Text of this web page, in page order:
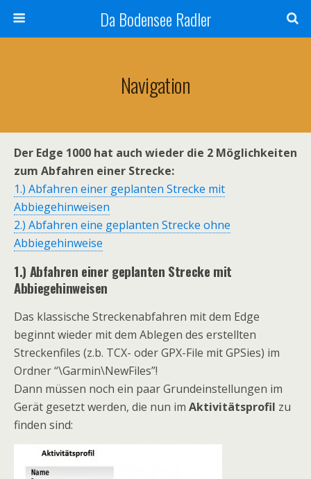
Da Bodensee Radler
Navigation
Der Edge 1000 hat auch wieder die 2 Möglichkeiten
zum Abfahren einer Strecke:
1.) Abfahren einer geplanten Strecke mit
Abbiegehinweisen
2.) Abfahren eine geplanten Strecke ohne
Abbiegehinweise
1.) Abfahren einer geplanten Strecke mit
Abbiegehinweisen
Das klassische Streckenabfahren mit dem Edge
beginnt wieder mit dem Ablegen des erstellten
Streckenfiles (z.b. TCX- oder GPX-File mit GPSies) im
Ordner “\Garmin\NewFiles”!
Dann müssen noch ein paar Grundeinstellungen im
Gerät gesetzt werden, die nun im Aktivitätsprofil zu
finden sind: